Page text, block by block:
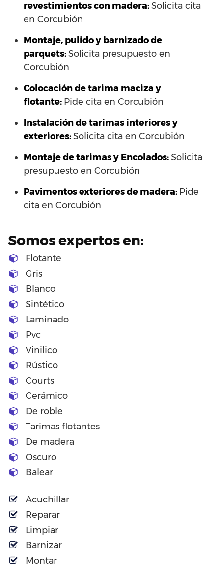
revestimientos con madera:Solicita cita
en Corcubión
Montaje, pulido y barnizado de
parquets:Solicita presupuesto en
Corcubión
Colocación de tarima maciza y
flotante: Pide cita en Corcubión
Instalación de tarimas interiores y
exteriores:Solicita cita en Corcubión
Montaje de tarimas y Encolados:Solicita
presupuesto en Corcubión
Pavimentos exteriores de madera: Pide
cita en Corcubión
Somos expertos en:
Flotante
Gris
Blanco
Sintético
Laminado
Pvc
Vinilico
Rústico
Courts
Cerámico
De roble
Tarimas flotantes
De madera
Oscuro
Balear
Acuchillar
Reparar
Limpiar
Barnizar
Montar